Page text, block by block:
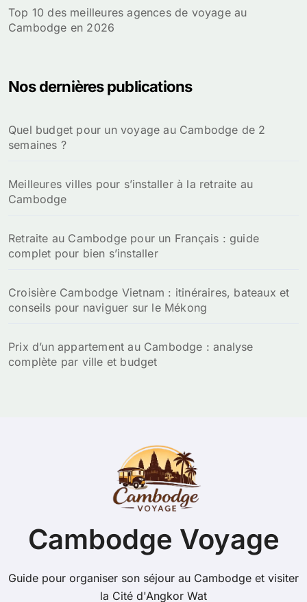
Top 10 des meilleures agences de voyage au
Cambodge en 2026
Nos dernières publications
Quel budget pour un voyage au Cambodge de 2
semaines ?
Meilleures villes pour s’installer à la retraite au
Cambodge
Retraite au Cambodge pour un Français : guide
complet pour bien s’installer
Croisière Cambodge Vietnam : itinéraires, bateaux et
conseils pour naviguer sur le Mékong
Prix d’un appartement au Cambodge : analyse
complète par ville et budget
Cambodge Voyage
Guide pour organiser son séjour au Cambodge et visiter
la Cité d'Angkor Wat